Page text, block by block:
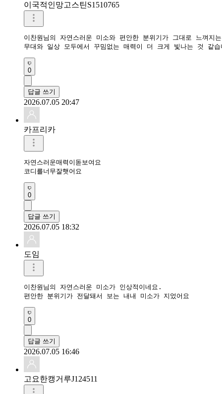
이국적인망고스틴S1510765
이찬원님의 자연스러운 미소와 편안한 분위기가 그대로 느껴지
0
답글 쓰기
2026.07.05 20:47
카프리카
자연스러운매력이돋보여요
코디를너무잘햇어요
0
답글 쓰기
2026.07.05 18:32
도임
이찬원님의 자연스러운 미소가 인상적이네요.
편안한 분위기가 전달돼서 보는 내내 미소가 지었어요
0
답글 쓰기
2026.07.05 16:46
고요한캥거루J124511